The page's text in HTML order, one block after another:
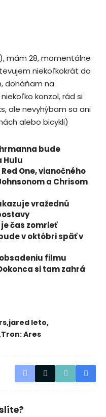
mám 28, momentálne
niekoľkokrát do
doháňam na
konzol, rád si
ale nevyhýbam sa ani
alebo bicykli)
bude
Hulu
One, vianočného
a Chrisom
vražednú
čas zomrieť
v októbri späť v
filmu
si tam zahrá
jared leto
Tron: Ares